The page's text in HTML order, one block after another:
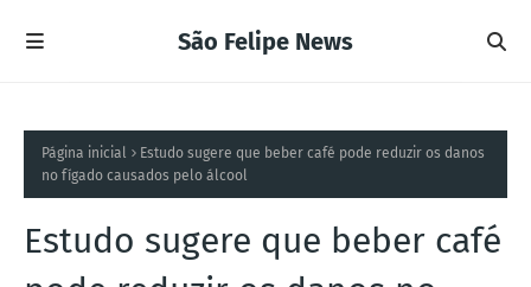
São Felipe News
Página inicial
Estudo sugere que beber café pode reduzir os danos
no fígado causados pelo álcool
Estudo sugere que beber café